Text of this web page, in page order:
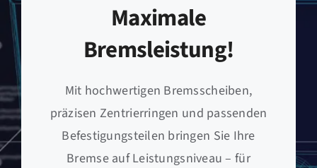
Maximale
Bremsleistung!
Mit hochwertigen Bremsscheiben,
präzisen Zentrierringen und passenden
Befestigungsteilen bringen Sie Ihre
Bremse auf Leistungsniveau – für